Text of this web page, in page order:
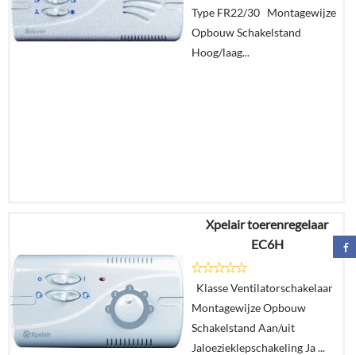
In
winkelmand
Type FR22/30 Montagewijze
Opbouw Schakelstand
Hoog/laag...
€179,06
In
winkelmand
Xpelair toerenregelaar
EC6H
Klasse Ventilatorschakelaar
Montagewijze Opbouw
Schakelstand Aan/uit
Jaloezieklepschakeling Ja ...